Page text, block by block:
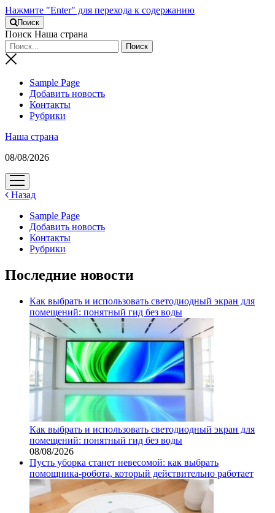
Нажмите "Enter" для перехода к содержанию
Поиск
Поиск Наша страна
Sample Page
Добавить новость
Контакты
Рубрики
Наша страна
08/08/2026
открыть
меню
Назад
Sample Page
Добавить новость
Контакты
Рубрики
Последние новости
Как выбрать и использовать светодиодный экран для
помещений: понятный гид без воды
Как выбрать и использовать светодиодный экран для
помещений: понятный гид без воды
08/08/2026
Пусть уборка станет невесомой: как выбрать
помощника‑робота, который действительно работает